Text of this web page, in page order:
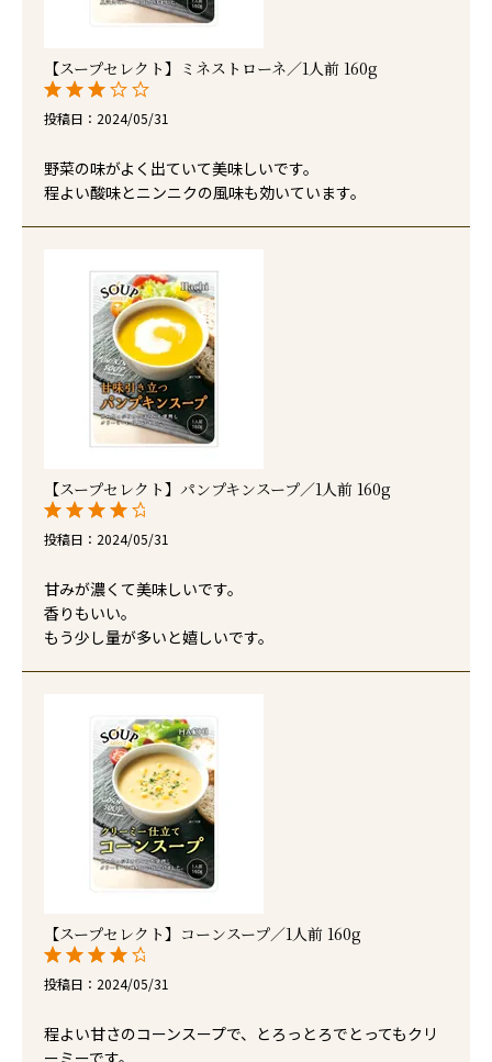
【スープセレクト】ミネストローネ／1人前 160g
投稿日 2024/05/31
野菜の味がよく出ていて美味しいです。
程よい酸味とニンニクの風味も効いています。
【スープセレクト】パンプキンスープ／1人前 160g
投稿日 2024/05/31
甘みが濃くて美味しいです。
香りもいい。
もう少し量が多いと嬉しいです。
【スープセレクト】コーンスープ／1人前 160g
投稿日 2024/05/31
程よい甘さのコーンスープで、とろっとろでとってもクリ